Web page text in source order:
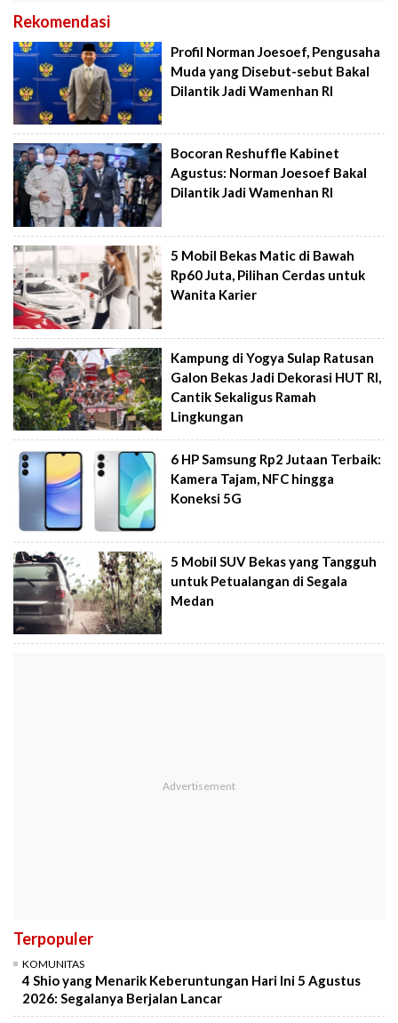
Rekomendasi
Profil Norman Joesoef, Pengusaha
Muda yang Disebut-sebut Bakal
Dilantik Jadi Wamenhan RI
Bocoran Reshuffle Kabinet
Agustus: Norman Joesoef Bakal
Dilantik Jadi Wamenhan RI
5 Mobil Bekas Matic di Bawah
Rp60 Juta, Pilihan Cerdas untuk
Wanita Karier
Kampung di Yogya Sulap Ratusan
Galon Bekas Jadi Dekorasi HUT RI,
Cantik Sekaligus Ramah
Lingkungan
6 HP Samsung Rp2 Jutaan Terbaik:
Kamera Tajam, NFC hingga
Koneksi 5G
5 Mobil SUV Bekas yang Tangguh
untuk Petualangan di Segala
Medan
Terpopuler
KOMUNITAS
4 Shio yang Menarik Keberuntungan Hari Ini 5 Agustus
2026: Segalanya Berjalan Lancar